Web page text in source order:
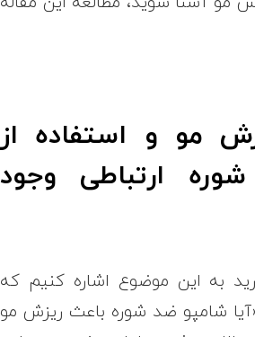
مو و استفاده از
ارتباطی وجود
به این موضوع اشاره کنیم که
شامپو ضد شوره باعث ریزش مو